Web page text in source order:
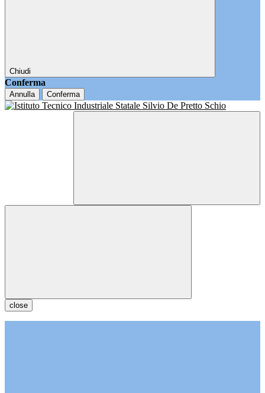
Chiudi
Conferma
Annulla Conferma
close